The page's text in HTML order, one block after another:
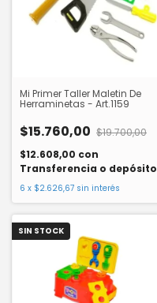
Mi Primer Taller Maletin De
Herraminetas - Art.1159
$15.760,00 $19.700,00
$12.608,00 con
Transferencia o depósito
6 x $2.626,67 sin interés
SIN STOCK